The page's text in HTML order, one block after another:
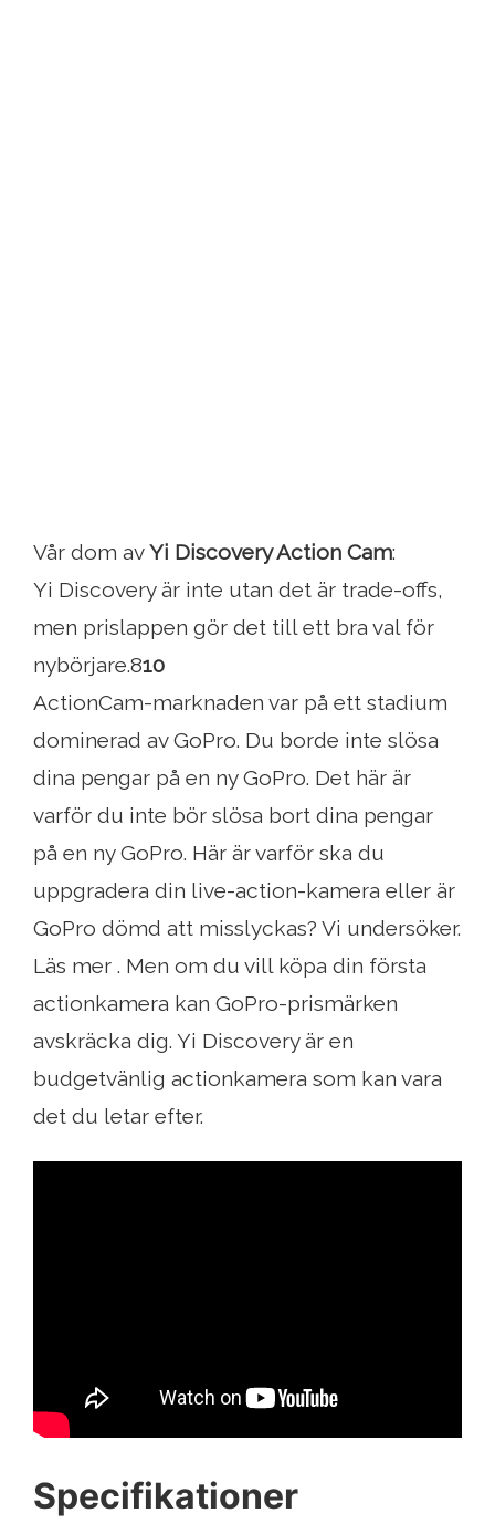
Vår dom avYi Discovery Action Cam:
Yi Discovery är inte utan det är trade-offs,
men prislappen gör det till ett bra val för
nybörjare.810
ActionCam-marknaden var på ett stadium
dominerad av GoPro. Du borde inte slösa
dina pengar på en ny GoPro. Det här är
varför du inte bör slösa bort dina pengar
på en ny GoPro. Här är varför ska du
uppgradera din live-action-kamera eller är
GoPro dömd att misslyckas? Vi undersöker.
Läs mer . Men om du vill köpa din första
actionkamera kan GoPro-prismärken
avskräcka dig. Yi Discovery är en
budgetvänlig actionkamera som kan vara
det du letar efter.
Specifikationer